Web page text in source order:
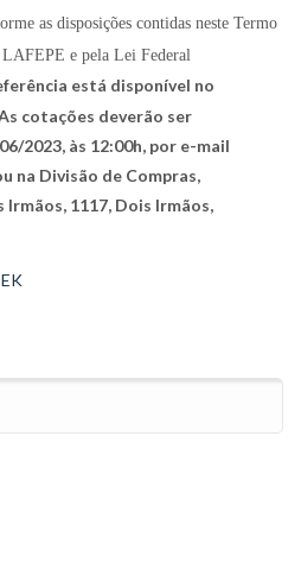
as disposições contidas neste Termo
e pela Lei Federal
está disponível no
cotações deverão ser
2023, às 12:00h, por e-mail
na Divisão de Compras,
1117, Dois Irmãos,